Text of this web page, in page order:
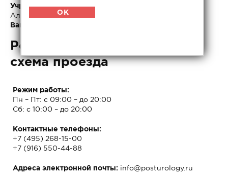
Учредитель (учредители):
Александровна, Стецюра Эдуард Олегович.
Вакансии:
Режим работы, контакты и
схема проезда
Режим работы:
Пн – Пт: с 09:00 – до 20:00
Сб: с 10:00 – до 20:00
Контактные телефоны:
+7 (495) 268-15-00
+7 (916) 550-44-88
Адреса электронной почты: info@posturology.ru
OK